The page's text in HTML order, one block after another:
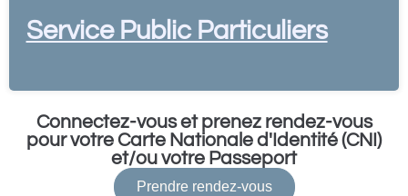
Service Public Particuliers
Connectez-vous et prenez rendez-vous
pour votre Carte Nationale d'Identité (CNI)
et/ou votre Passeport
Prendre rendez-vous